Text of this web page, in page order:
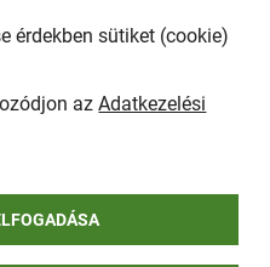
- kérések a lakosság felé
érdekben sütiket (cookie)
azAdatkezelési